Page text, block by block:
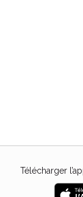
Télécharger